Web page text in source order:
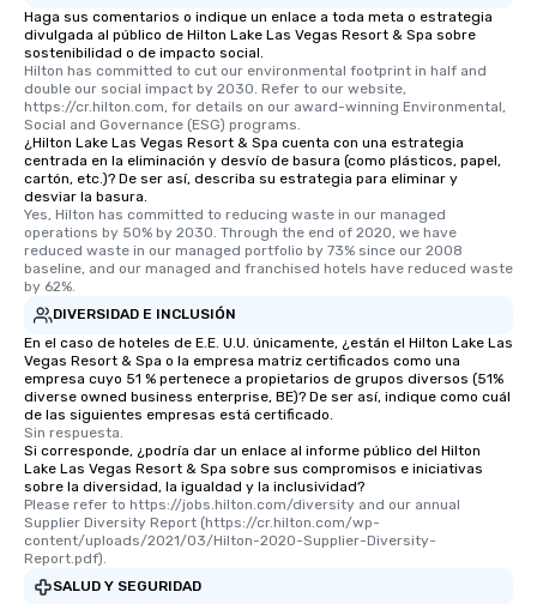
Haga sus comentarios o indique un enlace a toda meta o estrategia
divulgada al público de Hilton Lake Las Vegas Resort & Spa sobre
sostenibilidad o de impacto social.
Hilton has committed to cut our environmental footprint in half and
double our social impact by 2030. Refer to our website,
https://cr.hilton.com, for details on our award-winning Environmental,
Social and Governance (ESG) programs.
¿Hilton Lake Las Vegas Resort & Spa cuenta con una estrategia
centrada en la eliminación y desvío de basura (como plásticos, papel,
cartón, etc.)? De ser así, describa su estrategia para eliminar y
desviar la basura.
Yes, Hilton has committed to reducing waste in our managed
operations by 50% by 2030. Through the end of 2020, we have
reduced waste in our managed portfolio by 73% since our 2008
baseline, and our managed and franchised hotels have reduced waste
by 62%.
DIVERSIDAD E INCLUSIÓN
En el caso de hoteles de E.E. U.U. únicamente, ¿están el Hilton Lake Las
Vegas Resort & Spa o la empresa matriz certificados como una
empresa cuyo 51 % pertenece a propietarios de grupos diversos (51%
diverse owned business enterprise, BE)? De ser así, indique como cuál
de las siguientes empresas está certificado.
Sin respuesta.
Si corresponde, ¿podría dar un enlace al informe público del Hilton
Lake Las Vegas Resort & Spa sobre sus compromisos e iniciativas
sobre la diversidad, la igualdad y la inclusividad?
Please refer to https://jobs.hilton.com/diversity and our annual
Supplier Diversity Report (https://cr.hilton.com/wp-
content/uploads/2021/03/Hilton-2020-Supplier-Diversity-
Report.pdf).
SALUD Y SEGURIDAD